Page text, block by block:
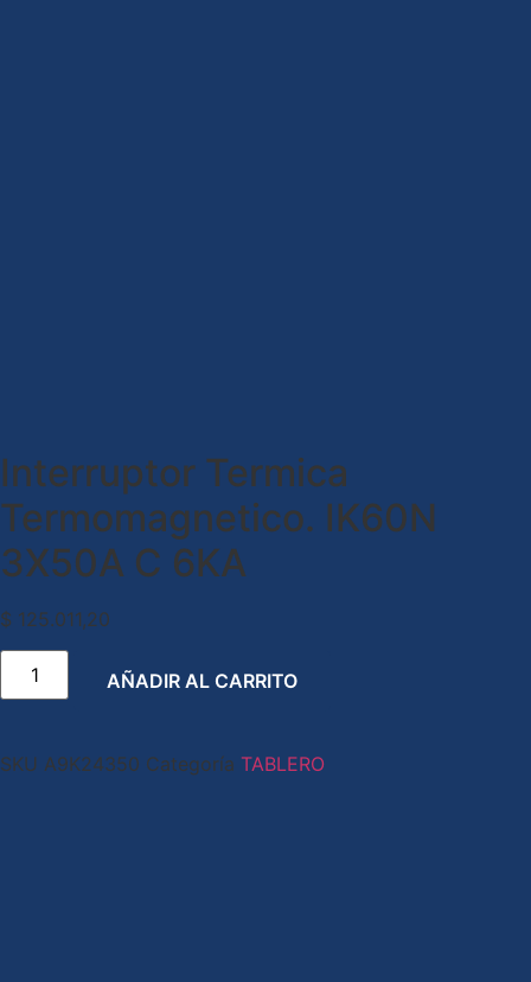
Interruptor Termica
Termomagnetico. IK60N
3X50A C 6KA
$ 125.011,20
AÑADIR AL CARRITO
SKU A9K24350 Categoría TABLERO